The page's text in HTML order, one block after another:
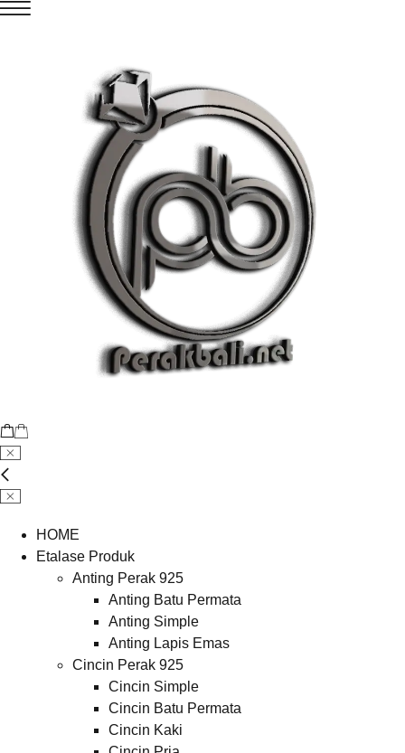
HOME
Etalase Produk
Anting Perak 925
Anting Batu Permata
Anting Simple
Anting Lapis Emas
Cincin Perak 925
Cincin Simple
Cincin Batu Permata
Cincin Kaki